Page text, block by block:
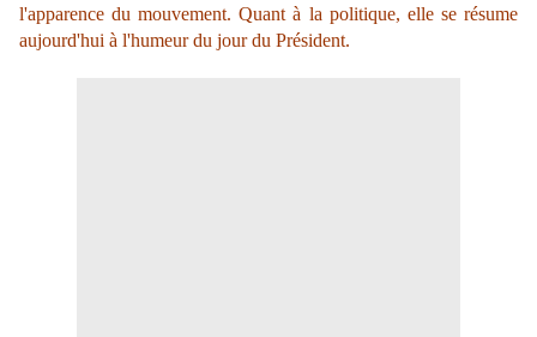
l'apparence du mouvement. Quant à la politique, elle se résume
aujourd'hui à l'humeur du jour du Président.